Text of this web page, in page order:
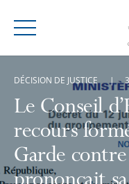
Menu
Le Conseil
recours
Garde
DÉCISION DE JUSTICE